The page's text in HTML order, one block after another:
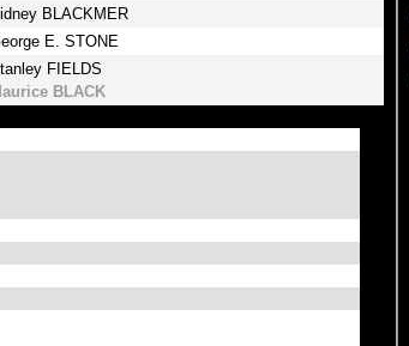
BLACKMER
E. STONE
FIELDS
BLACK